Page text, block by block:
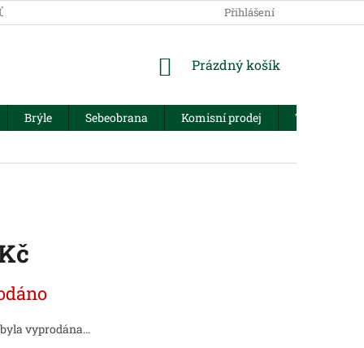
Přihlášení
NÁKUPNÍ
Prázdný košík
Brýle Sebeobrana Komisní prodej
Trezory
vyprodána…